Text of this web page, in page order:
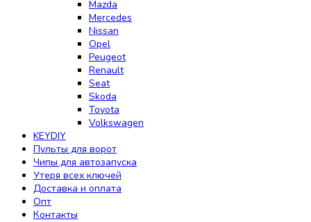
Mazda
Mercedes
Nissan
Opel
Peugeot
Renault
Seat
Skoda
Toyota
Volkswagen
KEYDIY
Пульты для ворот
Чипы для автозапуска
Утеря всех ключей
Доставка и оплата
Опт
Контакты